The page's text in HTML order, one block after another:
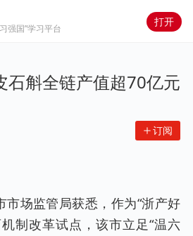
强国”学习平台
打开
石斛全链产值超70亿元
订阅
市场监管局获悉，作为“浙产好
制改革试点，该市立足“温六